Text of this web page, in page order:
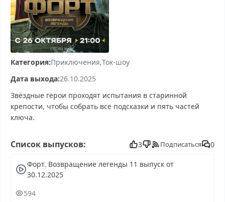
Категория:Приключения Ток-шоу
Дата выхода:26.10.2025
Звёздные герои проходят испытания в старинной
крепости, чтобы собрать все подсказки и пять частей
ключа.
хорошем, Форт. Возвращение легенды смотреть онлайн,
Форт. Возвращение легенды последний выпуск, Форт.
Возвращение легенды сегодня смотреть, Форт.
Возвращение легенды эфир, Форт. Возвращение легенды
Список выпусков: 3 Подписаться 0
Форт. Возвращение легенды 11 выпуск от
30.12.2025
594